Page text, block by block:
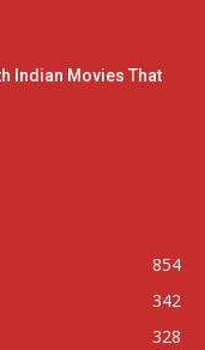
Indian Movies That
854
342
328